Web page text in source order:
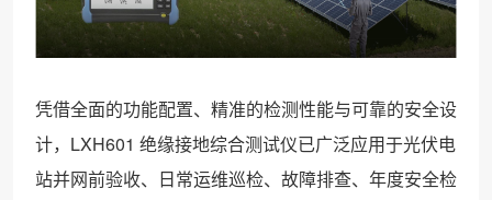
凭借全面的功能配置、精准的检测性能与可靠的安全设
计，LXH601 绝缘接地综合测试仪已广泛应用于光伏电
站并网前验收、日常运维巡检、故障排查、年度安全检